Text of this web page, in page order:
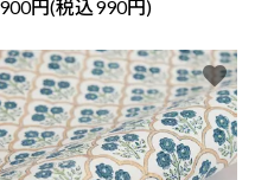
900円(税込990円)
favorite